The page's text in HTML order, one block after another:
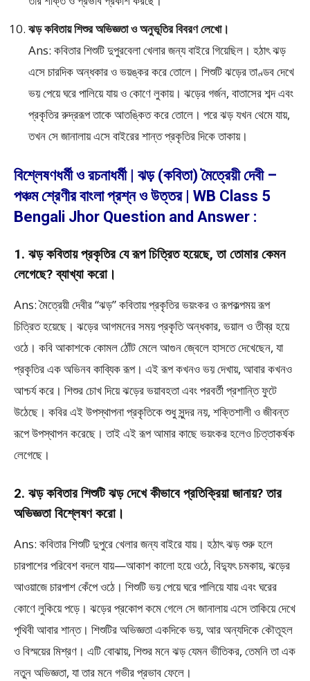
ঝড় কবিতায় শিশুর অভিজ্ঞতা ও অনুভূতির বিবরণ লেখো।
Ans: কবিতার শিশুটি দুপুরবেলা খেলার জন্য বাইরে গিয়েছিল। হঠাৎ ঝড়
এসে চারদিক অন্ধকার ও ভয়ঙ্কর করে তোলে। শিশুটি ঝড়ের তাণ্ডব দেখে
ভয় পেয়ে ঘরে পালিয়ে যায় ও কোণে লুকায়। ঝড়ের গর্জন, বাতাসের শব্দ এবং
প্রকৃতির রুদ্ররূপ তাকে আতঙ্কিত করে তোলে। পরে ঝড় যখন থেমে যায়,
তখন সে জানালায় এসে বাইরের শান্ত প্রকৃতির দিকে তাকায়।
বিশ্লেষণধর্মী ও রচনাধর্মী | ঝড় (কবিতা) মৈত্রেয়ী দেবী –
পঞ্চম শ্রেণীর বাংলা প্রশ্ন ও উত্তর | WB Class 5
Bengali Jhor Question and Answer :
1. ঝড় কবিতায় প্রকৃতির যে রূপ চিত্রিত হয়েছে, তা তোমার কেমন
লেগেছে? ব্যাখ্যা করো।
Ans: মৈত্রেয়ী দেবীর “ঝড়” কবিতায় প্রকৃতির ভয়ংকর ও রূপকল্পময় রূপ
চিত্রিত হয়েছে। ঝড়ের আগমনের সময় প্রকৃতি অন্ধকার, ভয়াল ও তীব্র হয়ে
ওঠে। কবি আকাশকে কোমল ঠোঁট মেলে আগুন জ্বেলে হাসতে দেখেছেন, যা
প্রকৃতির এক অভিনব কাব্যিক রূপ। এই রূপ কখনও ভয় দেখায়, আবার কখনও
আশ্চর্য করে। শিশুর চোখ দিয়ে ঝড়ের ভয়াবহতা এবং পরবর্তী প্রশান্তি ফুটে
উঠেছে। কবির এই উপস্থাপনা প্রকৃতিকে শুধু সুন্দর নয়, শক্তিশালী ও জীবন্ত
রূপে উপস্থাপন করেছে। তাই এই রূপ আমার কাছে ভয়ংকর হলেও চিত্তাকর্ষক
লেগেছে।
2. ঝড় কবিতার শিশুটি ঝড় দেখে কীভাবে প্রতিক্রিয়া জানায়? তার
অভিজ্ঞতা বিশ্লেষণ করো।
Ans: কবিতার শিশুটি দুপুরে খেলার জন্য বাইরে যায়। হঠাৎ ঝড় শুরু হলে
চারপাশের পরিবেশ বদলে যায়—আকাশ কালো হয়ে ওঠে, বিদ্যুৎ চমকায়, ঝড়ের
আওয়াজে চারপাশ কেঁপে ওঠে। শিশুটি ভয় পেয়ে ঘরে পালিয়ে যায় এবং ঘরের
কোণে লুকিয়ে পড়ে। ঝড়ের প্রকোপ কমে গেলে সে জানালায় এসে তাকিয়ে দেখে
পৃথিবী আবার শান্ত। শিশুটির অভিজ্ঞতা একদিকে ভয়, আর অন্যদিকে কৌতূহল
ও বিস্ময়ের মিশ্রণ। এটি বোঝায়, শিশুর মনে ঝড় যেমন ভীতিকর, তেমনি তা এক
নতুন অভিজ্ঞতা, যা তার মনে গভীর প্রভাব ফেলে।